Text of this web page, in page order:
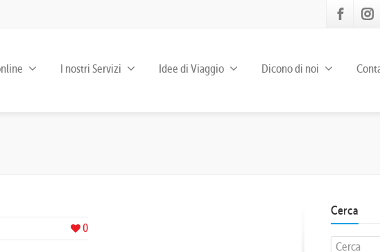
I nostri Servizi Idee di Viaggio Dicono di noi
0
Cerca